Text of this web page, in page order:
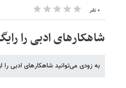
۰ نفر
شاهکارهای ادبی را
به زودی می‌توانید شاهکارهای ادبی را